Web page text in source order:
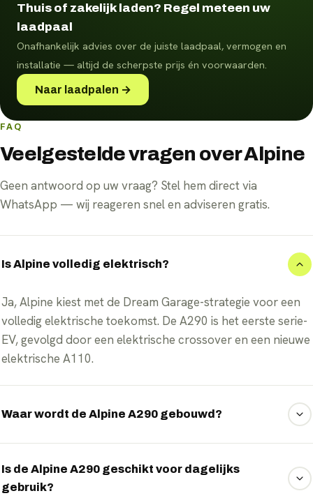
Thuis of zakelijk laden? Regel meteen uw
laadpaal
Onafhankelijk advies over de juiste laadpaal, vermogen en
installatie — altijd de scherpste prijs én voorwaarden.
Naar laadpalen →
FAQ
Veelgestelde vragen over Alpine
Geen antwoord op uw vraag? Stel hem direct via
WhatsApp — wij reageren snel en adviseren gratis.
Is Alpine volledig elektrisch?
Ja, Alpine kiest met de Dream Garage-strategie voor een
volledig elektrische toekomst. De A290 is het eerste serie-
EV, gevolgd door een elektrische crossover en een nieuwe
elektrische A110.
Waar wordt de Alpine A290 gebouwd?
Group in Frankrijk en deelt zijn basisplatform met de
Renault 5, met een door Alpine aangescherpt onderstel en
Is de Alpine A290 geschikt voor dagelijks
gebruik?